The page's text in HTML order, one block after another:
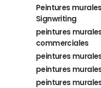
Peintures
Signwriting
peintures
commerciales
peintures
peintures
peintures